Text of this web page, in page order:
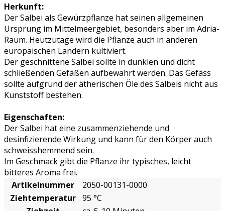
Herkunft:
Der Salbei als Gewürzpflanze hat seinen allgemeinen
Ursprung im Mittelmeergebiet, besonders aber im Adria-
Raum. Heutzutage wird die Pflanze auch in anderen
europäischen Ländern kultiviert.
Der geschnittene Salbei sollte in dunklen und dicht
schließenden Gefäßen aufbewahrt werden. Das Gefäss
sollte aufgrund der ätherischen Öle des Salbeis nicht aus
Kunststoff bestehen.
Eigenschaften:
Der Salbei hat eine zusammenziehende und
desinfizierende Wirkung und kann für den Körper auch
schweisshemmend sein.
Im Geschmack gibt die Pflanze ihr typisches, leicht
bitteres Aroma frei.
Artikelnummer
2050-00131-0000
Ziehtemperatur 95 °C